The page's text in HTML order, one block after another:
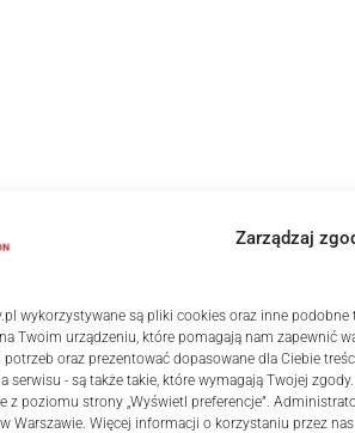
Zarządzaj
wykorzystywane są pliki cookies oraz inne
Twoim urządzeniu, które pomagają nam zapewnić
oraz prezentować dopasowane dla Ciebie
serwisu - są także takie, które wymagają Twojej
z poziomu strony „Wyświetl preferencje”.
Warszawie. Więcej informacji o korzystaniu przez